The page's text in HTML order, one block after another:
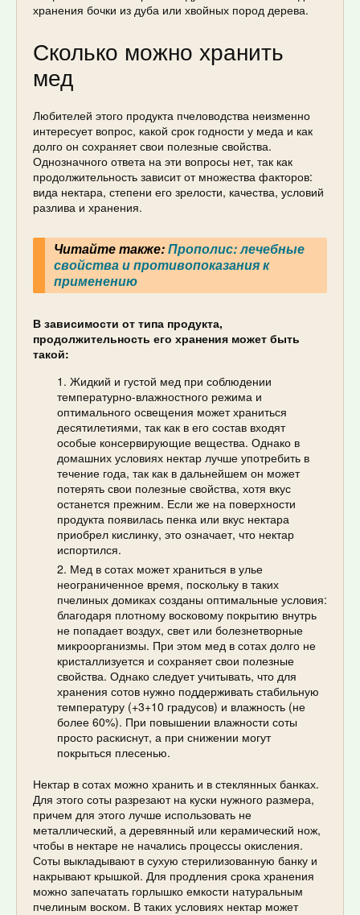
хранения бочки из дуба или хвойных пород дерева.
Сколько можно хранить
мед
Любителей этого продукта пчеловодства неизменно
интересует вопрос, какой срок годности у меда и как
долго он сохраняет свои полезные свойства.
Однозначного ответа на эти вопросы нет, так как
продолжительность зависит от множества факторов:
вида нектара, степени его зрелости, качества, условий
разлива и хранения.
Читайте также:Прополис: лечебные
свойства и противопоказания к
применению
В зависимости от типа продукта,
продолжительность его хранения может быть
такой:
Жидкий и густой мед при соблюдении
температурно-влажностного режима и
оптимального освещения может храниться
десятилетиями, так как в его состав входят
особые консервирующие вещества. Однако в
домашних условиях нектар лучше употребить в
течение года, так как в дальнейшем он может
потерять свои полезные свойства, хотя вкус
останется прежним. Если же на поверхности
продукта появилась пенка или вкус нектара
приобрел кислинку, это означает, что нектар
испортился.
Мед в сотах может храниться в улье
неограниченное время, поскольку в таких
пчелиных домиках созданы оптимальные условия:
благодаря плотному восковому покрытию внутрь
не попадает воздух, свет или болезнетворные
микроорганизмы. При этом мед в сотах долго не
кристаллизуется и сохраняет свои полезные
свойства. Однако следует учитывать, что для
хранения сотов нужно поддерживать стабильную
температуру (+3+10 градусов) и влажность (не
более 60%). При повышении влажности соты
просто раскиснут, а при снижении могут
покрыться плесенью.
Нектар в сотах можно хранить и в стеклянных банках.
Для этого соты разрезают на куски нужного размера,
причем для этого лучше использовать не
металлический, а деревянный или керамический нож,
чтобы в нектаре не начались процессы окисления.
Соты выкладывают в сухую стерилизованную банку и
накрывают крышкой. Для продления срока хранения
можно запечатать горлышко емкости натуральным
пчелиным воском. В таких условиях нектар может